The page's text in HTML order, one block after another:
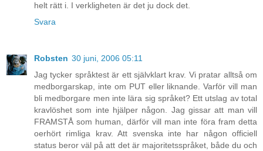
helt rätt i. I verkligheten är det ju dock det.
Svara
Robsten 30 juni, 2006 05:11
Jag tycker språktest är ett självklart krav. Vi pratar alltså om
medborgarskap, inte om PUT eller liknande. Varför vill man
bli medborgare men inte lära sig språket? Ett utslag av total
kravlöshet som inte hjälper någon. Jag gissar att man vill
FRAMSTÅ som human, därför vill man inte föra fram detta
oerhört rimliga krav. Att svenska inte har någon officiell
status beror väl på att det är majoritetsspråket, både du och